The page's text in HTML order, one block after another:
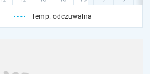
Temp. odczuwalna